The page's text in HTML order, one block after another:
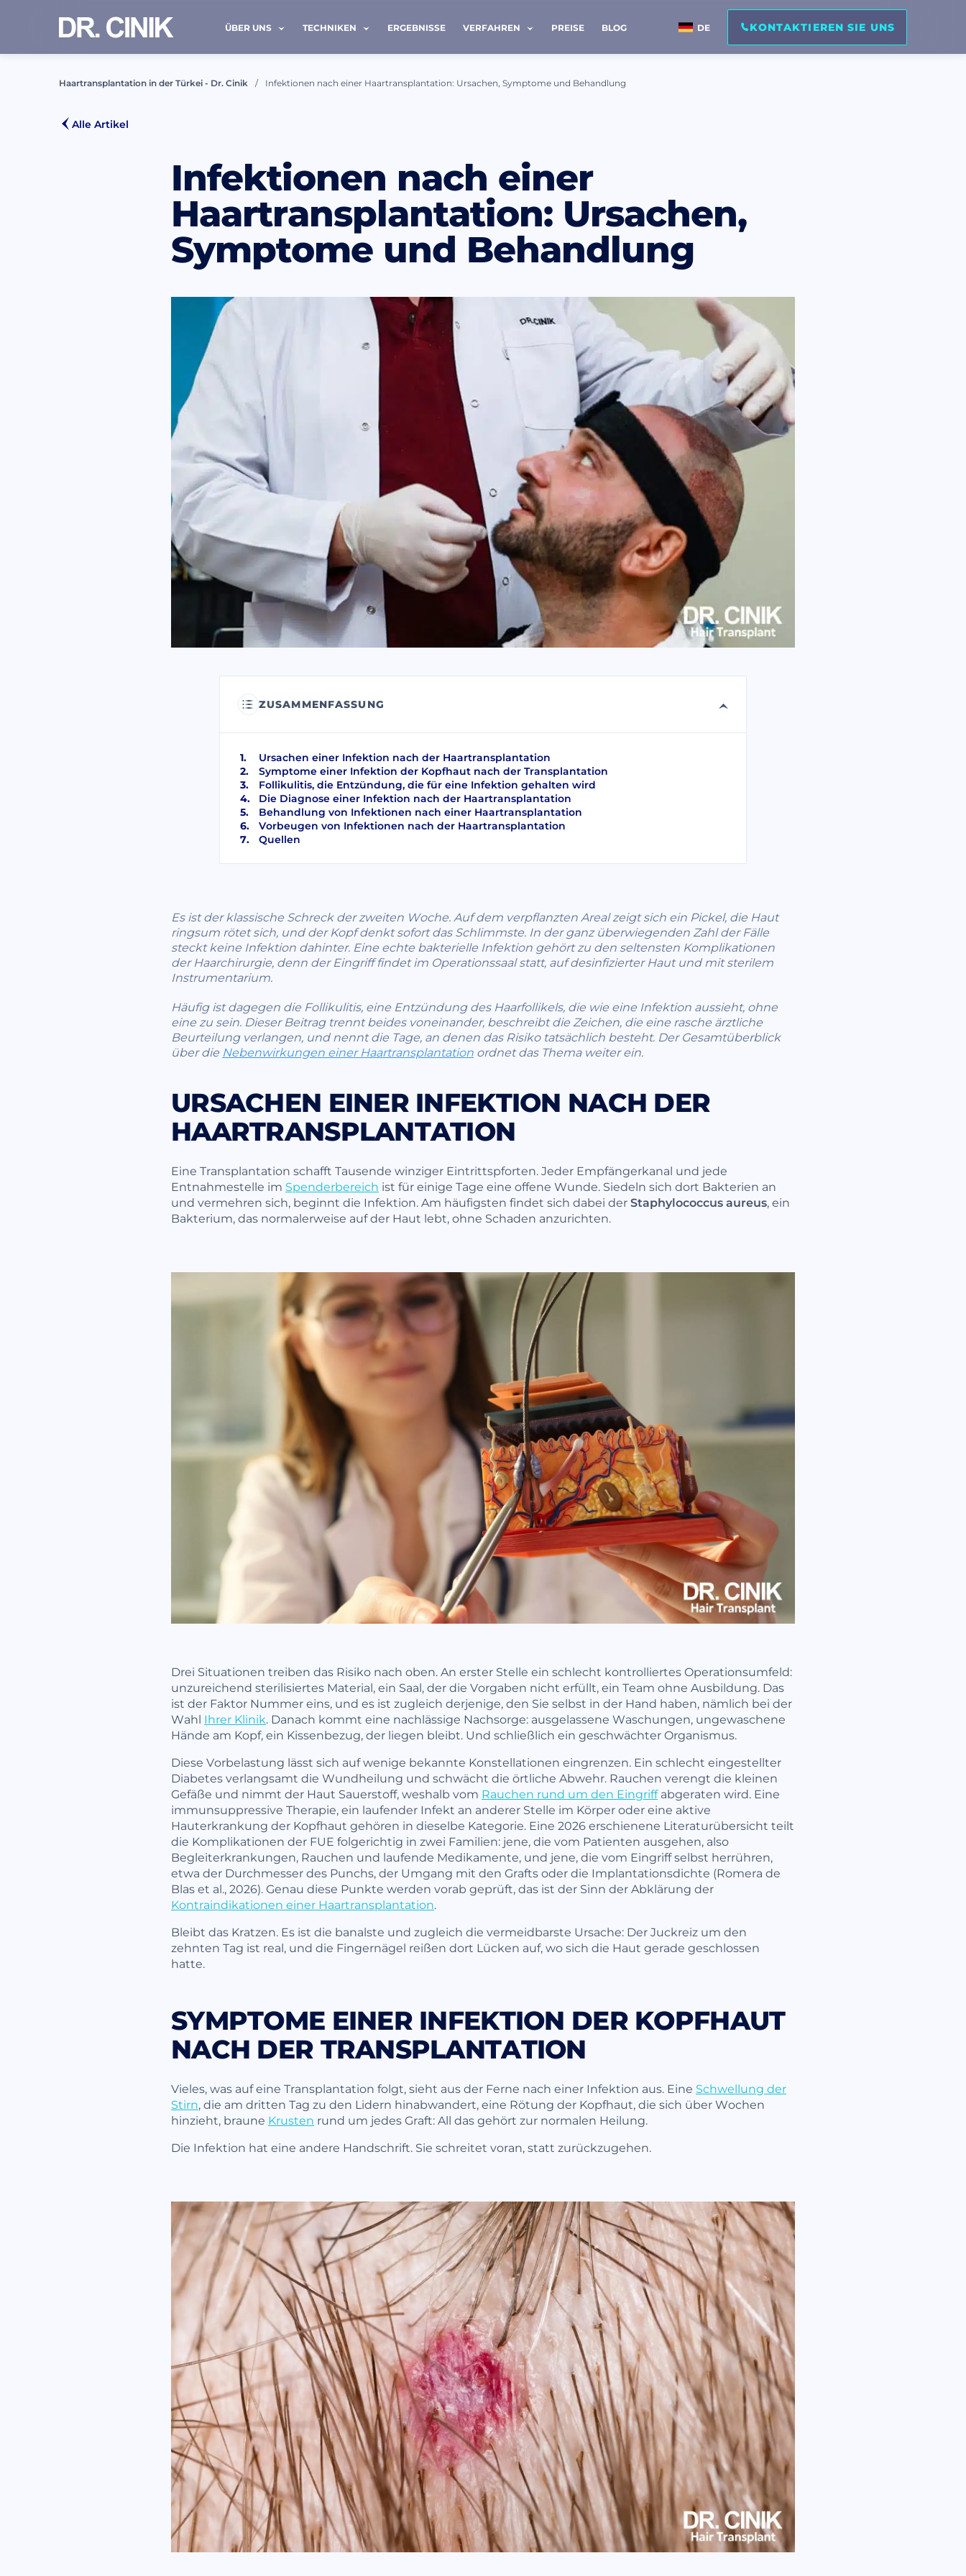
ÜBER UNS TECHNIKEN ERGEBNISSE VERFAHREN PREISE BLOG DE KONTAKTIEREN SIE UNS
Name * Nachname *
E-Mail * Telefon *
Ich habe dieDatenschutzbestimmungengelesen und akzeptiere
Ich habe die Einwilligung für kommerzielle
elektronische
gelesen und akzeptiert.
SENDEN
Haartransplantation in der Türkei - Dr. Cinik Infektionen nach einer Haartransplantation: Ursachen, Symptome und Behandlung
Alle Artikel
Infektionen nach einer
Haartransplantation: Ursachen,
Symptome und Behandlung
ZUSAMMENFASSUNG
Ursachen einer Infektion nach der Haartransplantation
Symptome einer Infektion der Kopfhaut nach der Transplantation
Follikulitis, die Entzündung, die für eine Infektion gehalten wird
Die Diagnose einer Infektion nach der Haartransplantation
Behandlung von Infektionen nach einer Haartransplantation
Vorbeugen von Infektionen nach der Haartransplantation
Quellen
Es ist der klassische Schreck der zweiten Woche. Auf dem verpflanzten Areal zeigt sich ein Pickel, die Haut
ringsum rötet sich, und der Kopf denkt sofort das Schlimmste. In der ganz überwiegenden Zahl der Fälle
steckt keine Infektion dahinter. Eine echte bakterielle Infektion gehört zu den seltensten Komplikationen
der Haarchirurgie, denn der Eingriff findet im Operationssaal statt, auf desinfizierter Haut und mit sterilem
Instrumentarium.
Häufig ist dagegen die Follikulitis, eine Entzündung des Haarfollikels, die wie eine Infektion aussieht, ohne
eine zu sein. Dieser Beitrag trennt beides voneinander, beschreibt die Zeichen, die eine rasche ärztliche
Beurteilung verlangen, und nennt die Tage, an denen das Risiko tatsächlich besteht. Der Gesamtüberblick
über die Nebenwirkungen einer Haartransplantation ordnet das Thema weiter ein.
URSACHEN EINER INFEKTION NACH DER
HAARTRANSPLANTATION
Eine Transplantation schafft Tausende winziger Eintrittspforten. Jeder Empfängerkanal und jede
Entnahmestelle im Spenderbereich ist für einige Tage eine offene Wunde. Siedeln sich dort Bakterien an
und vermehren sich, beginnt die Infektion. Am häufigsten findet sich dabei derStaphylococcus aureus, ein
Bakterium, das normalerweise auf der Haut lebt, ohne Schaden anzurichten.
Drei Situationen treiben das Risiko nach oben. An erster Stelle ein schlecht kontrolliertes Operationsumfeld:
unzureichend sterilisiertes Material, ein Saal, der die Vorgaben nicht erfüllt, ein Team ohne Ausbildung. Das
ist der Faktor Nummer eins, und es ist zugleich derjenige, den Sie selbst in der Hand haben, nämlich bei der
Wahl Ihrer Klinik. Danach kommt eine nachlässige Nachsorge: ausgelassene Waschungen, ungewaschene
Hände am Kopf, ein Kissenbezug, der liegen bleibt. Und schließlich ein geschwächter Organismus.
Diese Vorbelastung lässt sich auf wenige bekannte Konstellationen eingrenzen. Ein schlecht eingestellter
Diabetes verlangsamt die Wundheilung und schwächt die örtliche Abwehr. Rauchen verengt die kleinen
Gefäße und nimmt der Haut Sauerstoff, weshalb vom Rauchen rund um den Eingriffabgeraten wird. Eine
immunsuppressive Therapie, ein laufender Infekt an anderer Stelle im Körper oder eine aktive
Hauterkrankung der Kopfhaut gehören in dieselbe Kategorie. Eine 2026 erschienene Literaturübersicht teilt
die Komplikationen der FUE folgerichtig in zwei Familien: jene, die vom Patienten ausgehen, also
Begleiterkrankungen, Rauchen und laufende Medikamente, und jene, die vom Eingriff selbst herrühren,
etwa der Durchmesser des Punchs, der Umgang mit den Grafts oder die Implantationsdichte (Romera de
Blas et al., 2026). Genau diese Punkte werden vorab geprüft, das ist der Sinn der Abklärung der
Kontraindikationen einer Haartransplantation.
Bleibt das Kratzen. Es ist die banalste und zugleich die vermeidbarste Ursache: Der Juckreiz um den
zehnten Tag ist real, und die Fingernägel reißen dort Lücken auf, wo sich die Haut gerade geschlossen
hatte.
SYMPTOME EINER INFEKTION DER KOPFHAUT
NACH DER TRANSPLANTATION
Vieles, was auf eine Transplantation folgt, sieht aus der Ferne nach einer Infektion aus. Eine Schwellung der
Stirn, die am dritten Tag zu den Lidern hinabwandert, eine Rötung der Kopfhaut, die sich über Wochen
hinzieht, braune Krusten rund um jedes Graft: All das gehört zur normalen Heilung.
Die Infektion hat eine andere Handschrift. Sie schreitet voran, statt zurückzugehen.